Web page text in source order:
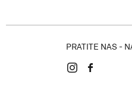
PRATITE NAS -